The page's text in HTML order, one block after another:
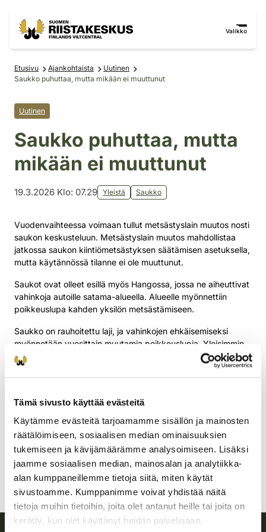
Tämä sivusto käyttää evästeitä
Käytämme evästeitä tarjoamamme sisällön ja mainosten
räätälöimiseen, sosiaalisen median ominaisuuksien
tukemiseen ja kävijämäärämme analysoimiseen. Lisäksi
jaamme sosiaalisen median, mainosalan ja analytiikka-
alan kumppaneillemme tietoja siitä, miten käytät
sivustoamme. Kumppanimme voivat yhdistää näitä
tietoja muihin tietoihin, joita olet antanut heille tai joita on
kerätty, kun olet käyttänyt heidän palvelujaan.
Valikko
Etusivu Ajankohtaista
Uutinen
Saukko puhuttaa, mutta mikään ei muuttunut
Uutinen
Saukko puhuttaa, mutta
mikään ei muuttunut
19.3.2026 Klo: 07.29 Yleistä Saukko
Vuodenvaihteessa voimaan tullut metsästyslain muutos nosti
saukon keskusteluun. Metsästyslain muutos mahdollistaa
jatkossa saukon kiintiömetsästyksen säätämisen asetuksella,
mutta käytännössä tilanne ei ole muuttunut.
Saukot ovat olleet esillä myös Hangossa, jossa ne aiheuttivat
vahinkoja autoille satama-alueella. Alueelle myönnettiin
poikkeuslupa kahden yksilön metsästämiseen.
Saukko on rauhoitettu laji, ja vahinkojen ehkäisemiseksi
myönnetään vuosittain muutamia poikkeuslupia. Yleisimmin
luvat liittyvät kalanviljelylaitoksille aiheutuviin vahinkoihin
Keski-Suomessa ja Pohjois-Savossa sekä
yksittäistapauksissa Kainuussa. Hangon tapaus edustaa
syystä.
Myös saalismäärät ovat pysyneet pieninä. Metsästysvuonna
2024–2025 saaliiksi saatiin kolme eläintä, vuotta aiemmin
saalis oli kaksi saukkoa.
Keskustelusta huolimatta saukon metsästyksen sääntely ei
ole muuttunut, ja poikkeuslupakäytäntö jatkuu ennallaan.